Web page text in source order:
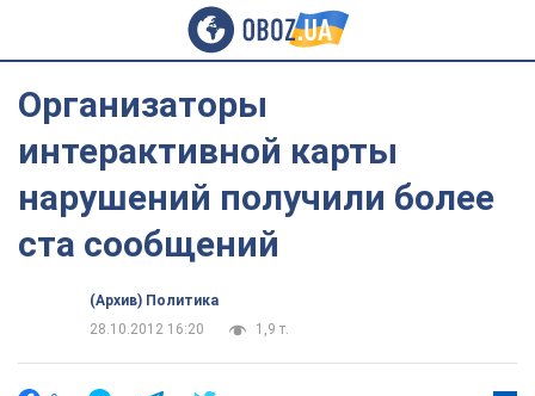
Организаторы
интерактивной карты
нарушений получили более
ста сообщений
(Архив) Политика
28.10.2012 16:20
1,9 т.